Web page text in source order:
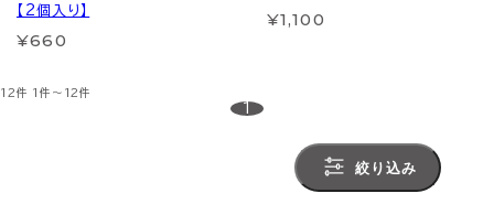
【2個入り】
¥660
¥1,100
12件 1件～12件
1
絞り込み